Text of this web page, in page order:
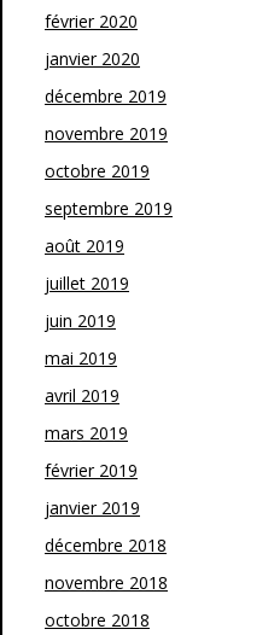
février 2020
janvier 2020
décembre 2019
novembre 2019
octobre 2019
septembre 2019
août 2019
juillet 2019
juin 2019
mai 2019
avril 2019
mars 2019
février 2019
janvier 2019
décembre 2018
novembre 2018
octobre 2018